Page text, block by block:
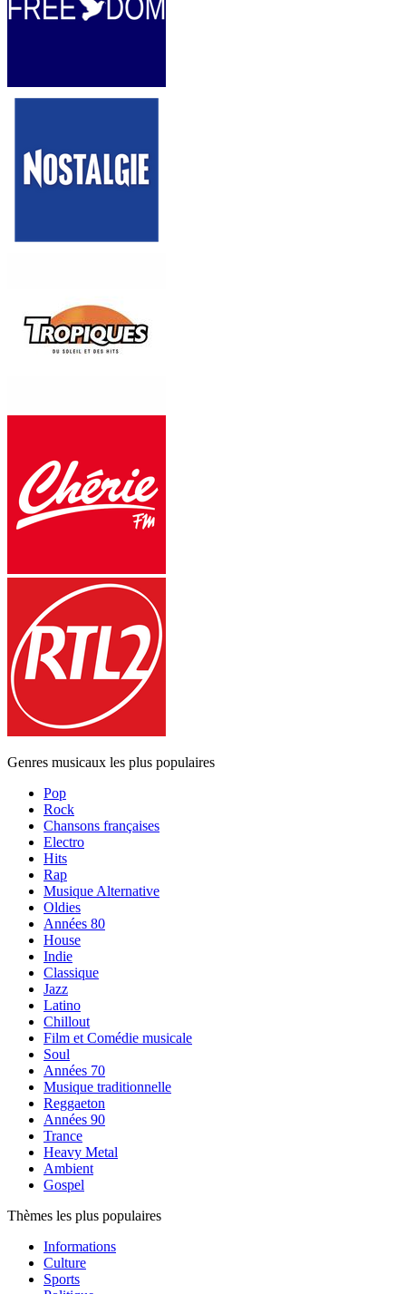
Genres musicaux les plus populaires
Pop
Rock
Chansons françaises
Electro
Hits
Rap
Musique Alternative
Oldies
Années 80
House
Indie
Classique
Jazz
Latino
Chillout
Film et Comédie musicale
Soul
Années 70
Musique traditionnelle
Reggaeton
Années 90
Trance
Heavy Metal
Ambient
Gospel
Thèmes les plus populaires
Informations
Culture
Sports